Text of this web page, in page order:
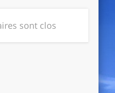
sont clos